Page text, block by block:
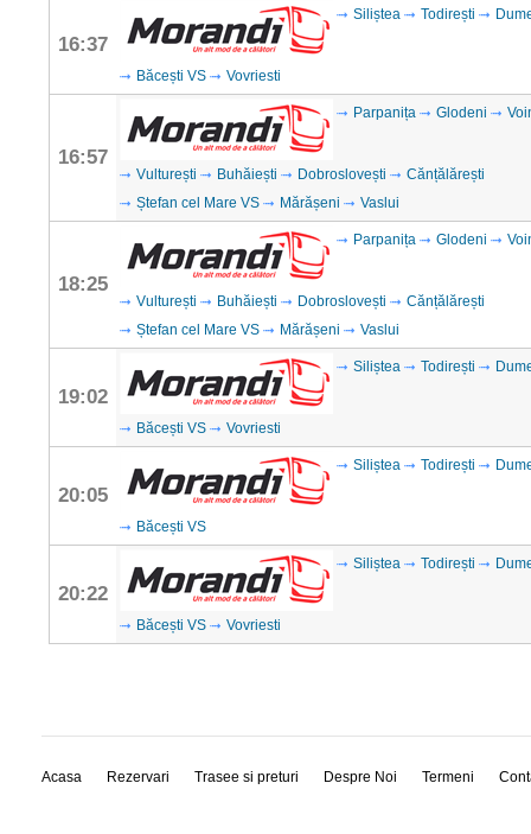
16:37
Siliștea Todirești
Băcești VS Vovriesti
16:57
Parpanița Glodeni
Vulturești Buhăiești Dobroslovești
Cănțălărești
Ștefan cel Mare VS
Mărășeni Vaslui
18:25
Parpanița Glodeni
Vulturești Buhăiești Dobroslovești
Cănțălărești
Ștefan cel Mare VS
Mărășeni Vaslui
19:02
Siliștea Todirești
Băcești VS Vovriesti
20:05
Siliștea Todirești
Băcești VS
20:22
Siliștea Todirești
Băcești VS Vovriesti
Acasa Rezervari Trasee si preturi Despre Noi Termeni